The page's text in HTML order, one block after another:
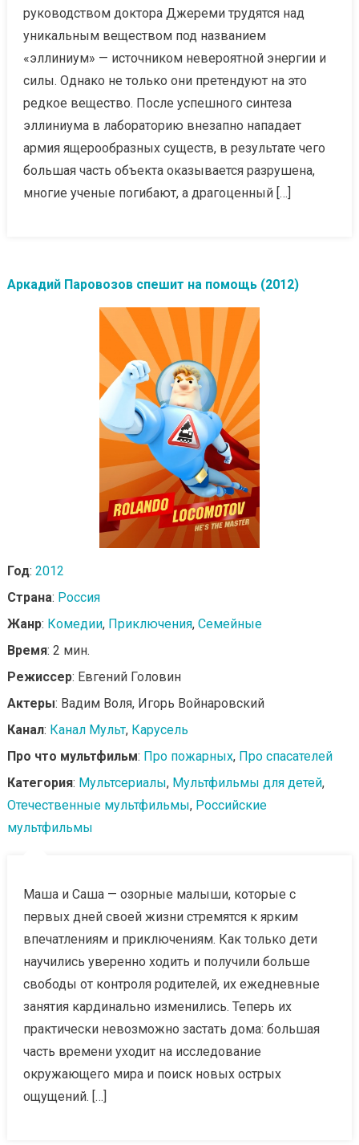
руководством доктора Джереми трудятся над
уникальным веществом под названием
«эллиниум» — источником невероятной энергии и
силы. Однако не только они претендуют на это
редкое вещество. После успешного синтеза
эллиниума в лабораторию внезапно нападает
армия ящерообразных существ, в результате чего
большая часть объекта оказывается разрушена,
многие ученые погибают, а драгоценный […]
Аркадий Паровозов спешит на помощь (2012)
Год: 2012
Страна: Россия
Жанр: Комедии, Приключения, Семейные
Время: 2 мин.
Режиссер: Евгений Головин
Актеры: Вадим Воля, Игорь Войнаровский
Канал: Канал Мульт, Карусель
Про что мультфильм: Про пожарных, Про спасателей
Категория: Мультсериалы, Мультфильмы для детей,
Отечественные мультфильмы, Российские
мультфильмы
Маша и Саша — озорные малыши, которые с
первых дней своей жизни стремятся к ярким
впечатлениям и приключениям. Как только дети
научились уверенно ходить и получили больше
свободы от контроля родителей, их ежедневные
занятия кардинально изменились. Теперь их
практически невозможно застать дома: большая
часть времени уходит на исследование
окружающего мира и поиск новых острых
ощущений. […]